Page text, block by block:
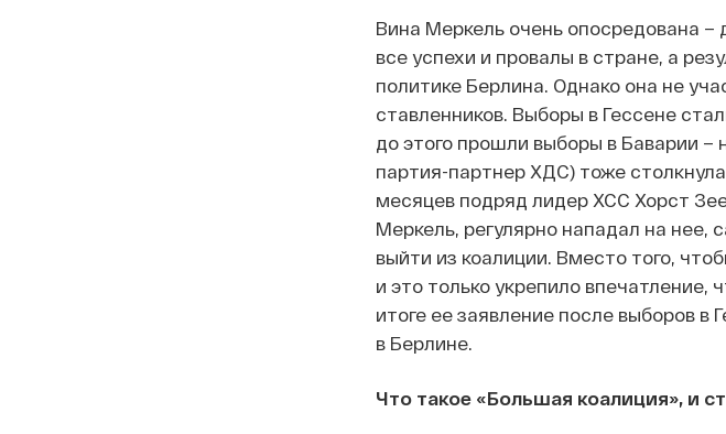
Вина Меркель очень опосредована –
все успехи и провалы в стране, а
политике Берлина. Однако она не
ставленников. Выборы в Гессене
до этого прошли выборы в Баварии –
партия-партнер ХДС) тоже
месяцев подряд лидер ХСС Хорст
Меркель, регулярно нападал на нее,
выйти из коалиции. Вместо того,
и это только укрепило
итоге ее заявление после выборов
в Берлине.
Что такое «Большая коалиция», и